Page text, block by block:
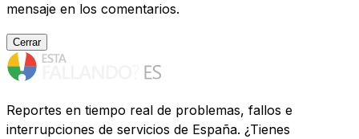
mensaje en los comentarios.
Cerrar
Reportes en tiempo real de problemas, fallos e
interrupciones de servicios de España. ¿Tienes